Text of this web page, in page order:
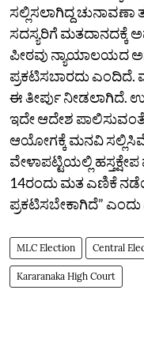
ಸಲ್ಲಿಸಲಾಗಿದ್ದ
ಸದಸ್ಯರಿಗೆ ಮತದಾನದಕ್ಕೆ
ಪೀಠವು ನ್ಯಾಯಾಲಯದ
ಪ್ರಕಟಿಸಬಾರದು ಎಂದಿದೆ.
ಈ ತೀರ್ಪು ನೀಡಲಾಗಿದೆ.
ಇದೇ ಆದೇಶ
ಆಯೋಗಕ್ಕೆ ಮನವಿ
ವೇಳಾಪಟ್ಟಿಯಲ್ಲಿ
14ರಂದು ಮತ ಎಣಿಕೆ
ಪ್ರಕಟಿಸಬೇಕಾಗಿದೆ”
MLC Election Central
Kararanaka High Court